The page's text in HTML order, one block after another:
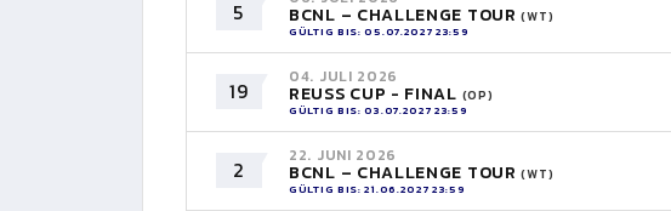
5 BCNL – CHALLENGE TOUR(WT)
GÜLTIG BIS: 05.07.2027 23:59
19
04. JULI 2026
REUSS CUP - FINAL (OP)
GÜLTIG BIS: 03.07.2027 23:59
2
22. JUNI 2026
BCNL – CHALLENGE TOUR(WT)
GÜLTIG BIS: 21.06.2027 23:59